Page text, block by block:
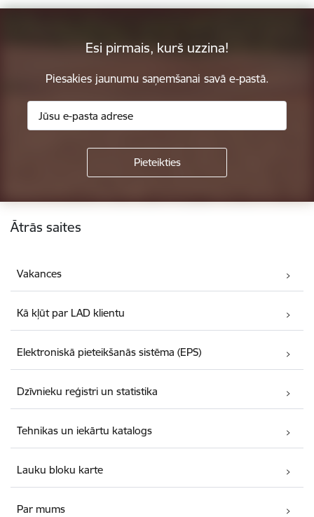
Esi pirmais, kurš uzzina!
Piesakies jaunumu saņemšanai savā e-pastā.
Kājene
Ātrās saites
Vakances
Kā kļūt par LAD klientu
Elektroniskā pieteikšanās sistēma (EPS)
Dzīvnieku reģistri un statistika
Tehnikas un iekārtu katalogs
Lauku bloku karte
Par mums